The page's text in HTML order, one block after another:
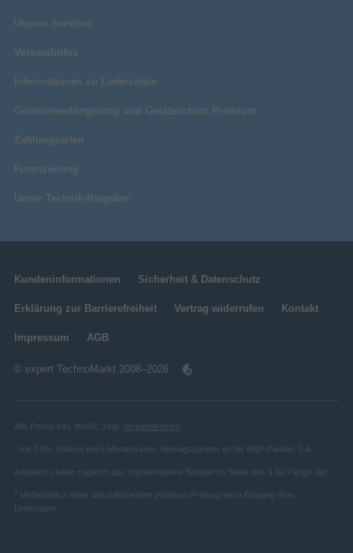
Unsere Services
Versandinfos
Informationen zu Lieferzeiten
Garantieverlängerung und Geräteschutz Premium
Zahlungsarten
Finanzierung
Unser Technik-Ratgeber
Kundeninformationen Sicherheit & Datenschutz
Erklärung zur Barrierefreiheit Vertrag widerrufen Kontakt
Impressum AGB
© expert TechnoMarkt 2008–2026
Alle Preise inkl. MwSt., zzgl. Versandkosten
mit 0,0% Sollzins bei 6 Monatsraten. Vertragspartner ist die BNP Paribas S.A.
Angaben stellen zugleich das repräsentative Beispiel im Sinne des § 6a PangV dar.
2 Vorbehaltlich einer abschließenden positiven Prüfung nach Eingang Ihrer
Unterlagen.